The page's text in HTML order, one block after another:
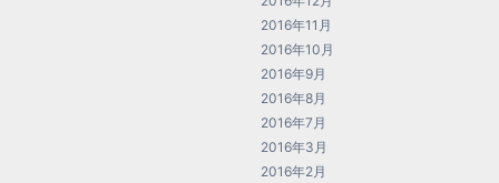
2016年11月
2016年10月
2016年9月
2016年8月
2016年7月
2016年3月
2016年2月